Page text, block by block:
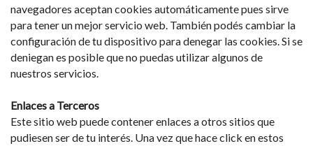
navegadores aceptan cookies automáticamente pues sirve
para tener un mejor servicio web. También podés cambiar la
configuración de tu dispositivo para denegar las cookies. Si se
deniegan es posible que no puedas utilizar algunos de
nuestros servicios.
Enlaces a Terceros
Este sitio web puede contener enlaces a otros sitios que
pudiesen ser de tu interés. Una vez que hace click en estos